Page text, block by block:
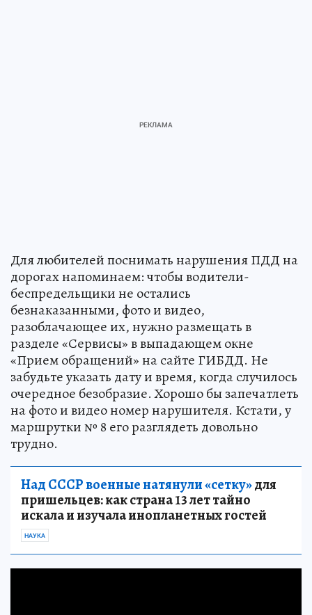
Для любителей поснимать нарушения ПДД на
дорогах напоминаем: чтобы водители-
беспредельщики не остались
безнаказанными, фото и видео,
разоблачающее их, нужно размещать в
разделе «Сервисы» в выпадающем окне
«Прием обращений» на сайте ГИБДД. Не
забудьте указать дату и время, когда случилось
очередное безобразие. Хорошо бы запечатлеть
на фото и видео номер нарушителя. Кстати, у
маршрутки № 8 его разглядеть довольно
трудно.
Над СССР военные натянули «сетку»для
пришельцев: как страна 13 лет тайно
искала и изучала инопланетных гостей
НАУКА